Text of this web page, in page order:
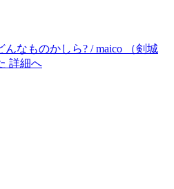
なものかしら? / maico （剣城
詳細へ